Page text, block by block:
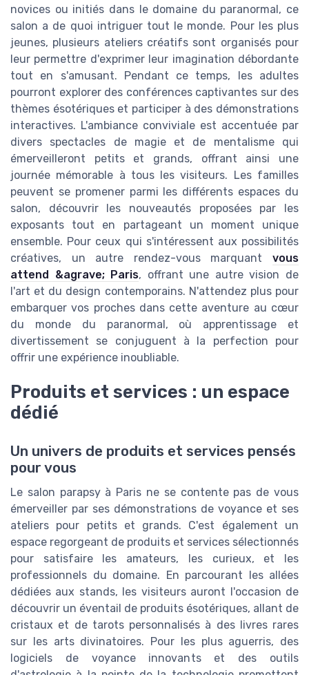
novices ou initiés dans le domaine du paranormal, ce
salon a de quoi intriguer tout le monde. Pour les plus
jeunes, plusieurs ateliers créatifs sont organisés pour
leur permettre d'exprimer leur imagination débordante
tout en s'amusant. Pendant ce temps, les adultes
pourront explorer des conférences captivantes sur des
thèmes ésotériques et participer à des démonstrations
interactives. L'ambiance conviviale est accentuée par
divers spectacles de magie et de mentalisme qui
émerveilleront petits et grands, offrant ainsi une
journée mémorable à tous les visiteurs. Les familles
peuvent se promener parmi les différents espaces du
salon, découvrir les nouveautés proposées par les
exposants tout en partageant un moment unique
ensemble. Pour ceux qui s'intéressent aux possibilités
créatives, un autre rendez-vous marquant vous
attend &agrave; Paris, offrant une autre vision de
l'art et du design contemporains. N'attendez plus pour
embarquer vos proches dans cette aventure au cœur
du monde du paranormal, où apprentissage et
divertissement se conjuguent à la perfection pour
offrir une expérience inoubliable.
Produits et services : un espace
dédié
Un univers de produits et services pensés
pour vous
Le salon parapsy à Paris ne se contente pas de vous
émerveiller par ses démonstrations de voyance et ses
ateliers pour petits et grands. C'est également un
espace regorgeant de produits et services sélectionnés
pour satisfaire les amateurs, les curieux, et les
professionnels du domaine. En parcourant les allées
dédiées aux stands, les visiteurs auront l'occasion de
découvrir un éventail de produits ésotériques, allant de
cristaux et de tarots personnalisés à des livres rares
sur les arts divinatoires. Pour les plus aguerris, des
logiciels de voyance innovants et des outils